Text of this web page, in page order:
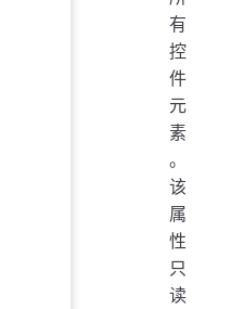
有
控
件
元
素
。
该
属
性
只
读